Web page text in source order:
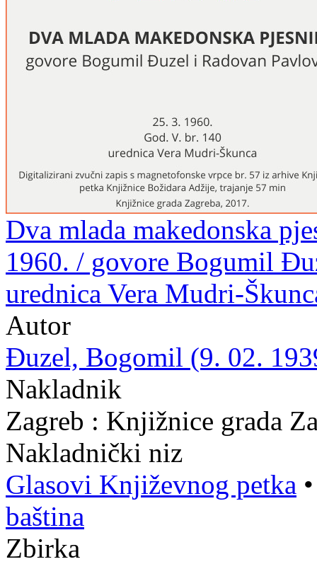
Dva mlada makedonska
1960. / govore Bogumil
urednica Vera Mudri-
Autor
Đuzel, Bogomil (9. 02.
Nakladnik
Zagreb : Knjižnice grada
Nakladnički niz
Glasovi Književnog petka
baština
Zbirka